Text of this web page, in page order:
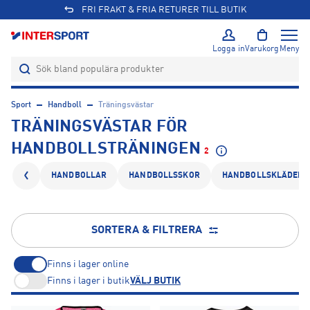
FRI FRAKT & FRIA RETURER TILL BUTIK
Logga inVarukorg Meny
Sport Handboll Träningsvästar
TRÄNINGSVÄSTAR FÖR
HANDBOLLSTRÄNINGEN 2
HANDBOLLAR HANDBOLLSSKOR HANDBOLLSKLÄDER
SORTERA & FILTRERA
Finns i lager online
Finns i lager i butikVÄLJ BUTIK